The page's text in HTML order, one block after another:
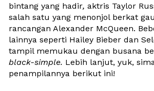
bintang yang hadir, aktris Taylor
salah satu yang menonjol berkat
rancangan Alexander McQueen.
lainnya seperti Hailey Bieber dan
tampil memukau dengan busana
black-simple. Lebih lanjut, yuk,
penampilannya berikut ini!